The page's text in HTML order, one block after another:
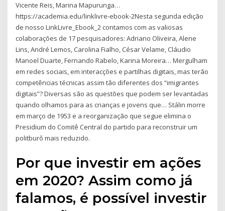
Vicente Reis, Marina Mapurunga…
https://academia.edu/linklivre-ebook-2Nesta segunda edição
de nosso LinkLivre_Ebook_2 contamos com as valiosas
colaborações de 17 pesquisadores: Adriano Oliveira, Alene
Lins, André Lemos, Carolina Fialho, César Velame, Cláudio
Manoel Duarte, Fernando Rabelo, Karina Moreira… Mergulham
em redes sociais, em interacções e partilhas digitais, mas terão
competências técnicas assim tão diferentes dos “imigrantes
digitais”? Diversas são as questões que podem ser levantadas
quando olhamos para as crianças e jovens que… Stálin morre
em março de 1953 e a reorganização que segue elimina o
Presidium do Comitê Central do partido para reconstruir um
politburô mais reduzido.
Por que investir em ações
em 2020? Assim como já
falamos, é possível investir